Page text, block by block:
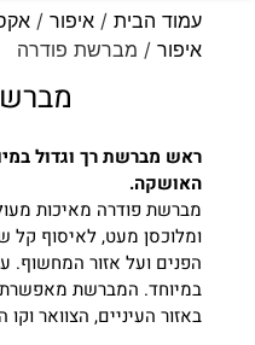
עמוד הבית / איפור /
איפור / מברשת פודרה
ראש מברשת רך וגדול
האושקה.
מברשת פודרה מאיכות
ומלוכסן מעט, לאיסוף קל
הפנים ועל אזור המחשוף.
במיוחד. המברשת
באזור העיניים, הצוואר